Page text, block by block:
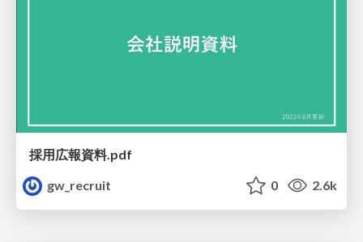
採用広報資料.pdf
gw_recruit
0 2.6k